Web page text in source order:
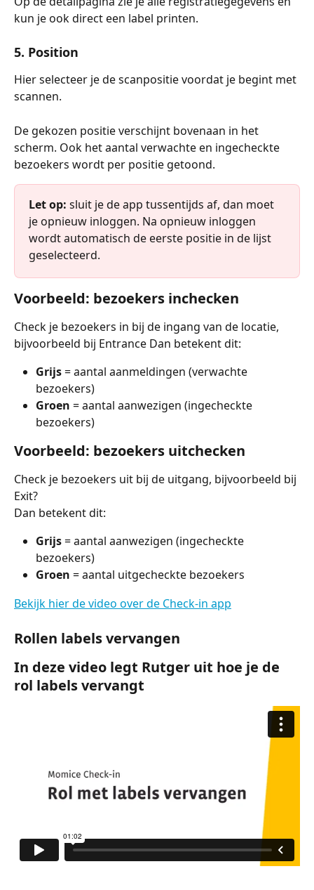
kun je ook direct een label printen.
5. Position
Hier selecteer je de scanpositie voordat je begint met
scannen.
De gekozen positie verschijnt bovenaan in het
scherm. Ook het aantal verwachte en ingecheckte
bezoekers wordt per positie getoond.
Let op: sluit je de app tussentijds af, dan moet
je opnieuw inloggen. Na opnieuw inloggen
wordt automatisch de eerste positie in de lijst
geselecteerd.
Voorbeeld: bezoekers inchecken
Check je bezoekers in bij de ingang van de locatie,
bijvoorbeeld bij Entrance Dan betekent dit:
Grijs = aantal aanmeldingen (verwachte
bezoekers)
Groen = aantal aanwezigen (ingecheckte
bezoekers)
Voorbeeld: bezoekers uitchecken
Check je bezoekers uit bij de uitgang, bijvoorbeeld bij
Exit?
Dan betekent dit:
Grijs = aantal aanwezigen (ingecheckte
bezoekers)
Groen = aantal uitgecheckte bezoekers
Bekijk hier de video over de Check-in app
Rollen labels vervangen
In deze video legt Rutger uit hoe je de
rol labels vervangt